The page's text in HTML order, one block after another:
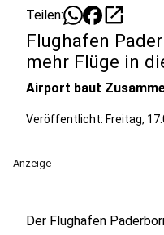
Teilen: open_in_new
Flughafen
mehr Flüge in
Airport baut
Veröffentlicht: Freitag,
Anzeige
Der Flughafen